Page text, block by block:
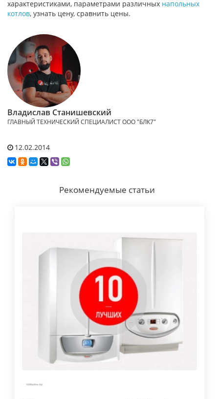
характеристиками, параметрами различных напольных
котлов, узнать цену, сравнить цены.
Владислав Станишевский
ГЛАВНЫЙ ТЕХНИЧЕСКИЙ СПЕЦИАЛИСТ ООО "БЛК7"
12.02.2014
Рекомендуемые статьи